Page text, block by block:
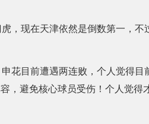
现在天津依然是倒数第一，不
目前遭遇两连败，个人觉得目
，避免核心球员受伤！个人觉得